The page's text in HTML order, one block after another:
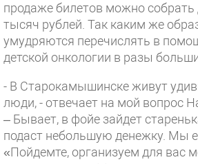
продаже билетов можно собрать
тысяч рублей. Так каким же
умудряются перечислять в
детской онкологии в разы
- В Старокамышинске живут
люди, - отвечает на мой вопрос
– Бывает, в фойе зайдет
подаст небольшую денежку. Мы
«Пойдемте, организуем для вас